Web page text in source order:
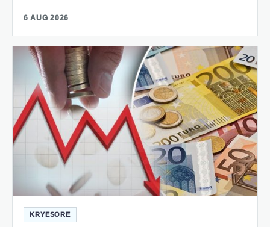
6 AUG 2026
KRYESORE